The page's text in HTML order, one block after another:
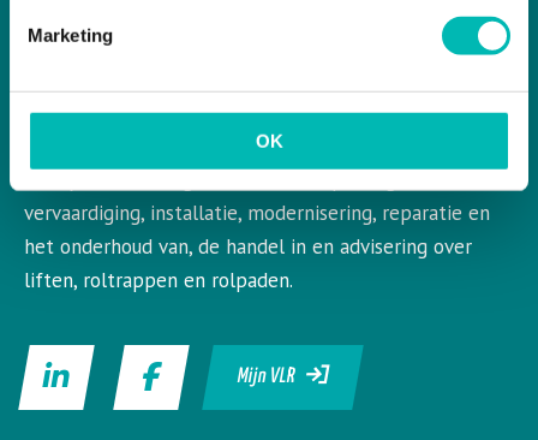
Marketing
OK
VLR is de Nederlandse vereniging voor liften en
roltrappen. VLR behartigt de belangen van de gehele
vervaardiging, installatie, modernisering, reparatie en
het onderhoud van, de handel in en advisering over
liften, roltrappen en rolpaden.
Mijn VLR